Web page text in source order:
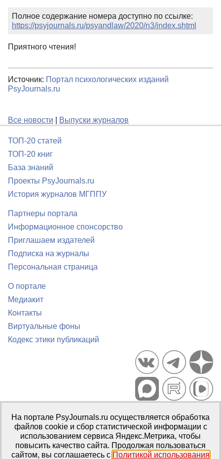
Полное содержание номера доступно по ссылке:
https://psyjournals.ru/psyandlaw/2020/n3/index.shtml
Приятного чтения!
Источник: Портал психологических изданий
PsyJournals.ru
Все новости Выпуски журналов
ТОП-20 статей
ТОП-20 книг
База знаний
Проекты PsyJournals.ru
История журналов МГППУ
Партнеры портала
Информационное спонсорство
Приглашаем издателей
Подписка на журналы
Персональная страница
О портале
Медиакит
Контакты
Виртуальные фоны
Кодекс этики публикаций
Портал психологических изданий PsyJournals.ru, 2007–2026
Правила использования материалов
Свидетельство регистрации СМИЭл № ФС77-66447 от 14 июля
2016 г.
Издатель: ФГБОУ ВО МГППУ
На портале PsyJournals.ru осуществляется обработка
файлов cookie и сбор статистической информации с
использованием сервиса Яндекс.Метрика, чтобы
повысить качество сайта. Продолжая пользоваться
сайтом, вы соглашаетесь с Политикой использования